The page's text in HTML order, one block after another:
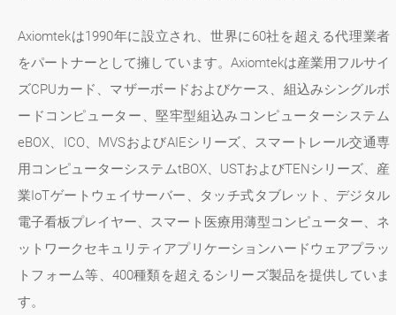
Axiomtekは1990年に設立され、世界に60社を超える代理業者
をパートナーとして擁しています。Axiomtekは産業用フルサイ
ズCPUカード、マザーボードおよびケース、組込みシングルボ
ードコンピューター、堅牢型組込みコンピューターシステム
eBOX、ICO、MVSおよびAIEシリーズ、スマートレール交通専
用コンピューターシステムtBOX、USTおよびTENシリーズ、産
業IoTゲートウェイサーバー、タッチ式タブレット、デジタル
電子看板プレイヤー、スマート医療用薄型コンピューター、ネ
ットワークセキュリティアプリケーションハードウェアプラッ
トフォーム等、400種類を超えるシリーズ製品を提供していま
す。